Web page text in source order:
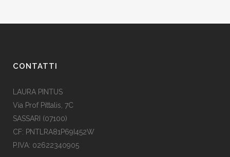
CONTATTI
LAURA PINTUS
Via Prof Pittalis, 7C
SASSARI (07100)
CF: PNTLRA81P69I452W
P.IVA: 02622340905